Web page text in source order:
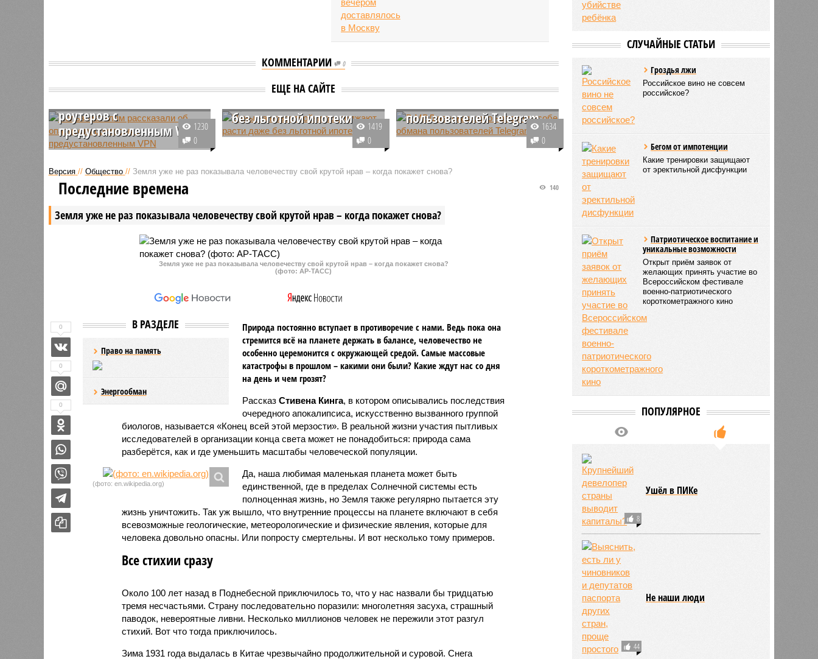
КОММЕНТАРИИ 0
ЕЩЕ НА САЙТЕ
Пользователям
роутеров с
предустановленным VPN
На популярных маркетплейсах
предустановленными VPN-
сервисами, которые работают
дополнительной настройки.
предупреждают, что такие
устройства могут создавать
1230
0
Цены на новостройки
без льготной ипотеки
В крупных городах РФ
прекращения действия массовой
последний месяц выросла на
1419
0
В МВД рассказали о
пользователей Telegram
Пользователям мессенджера
Telegram отправляют сообщения
содержаться вредоносные
борьбы с противоправным
коммуникационных технологий
1634
0
Версия // Общество // Земля уже не раз показывала человечеству свой крутой нрав – когда покажет снова?
Земля уже не раз показывала человечеству свой крутой нрав – когда покажет снова?
140
Последние времена
Земля уже не раз показывала человечеству свой крутой нрав – когда покажет снова?
(фото: АР-ТАСС)
В РАЗДЕЛЕ
Право на память
Энергообман
Природа постоянно вступает в противоречие с нами. Ведь пока она
стремится всё на планете держать в балансе, человечество не
особенно церемонится с окружающей средой. Самые массовые
катастрофы в прошлом – какими они были? Какие ждут нас со дня
на день и чем грозят?
Рассказ Стивена Кинга, в котором описывались последствия
очередного апокалипсиса, искусственно вызванного группой
биологов, называется «Конец всей этой мерзости». В реальной жизни участия пытливых
исследователей в организации конца света может не понадобиться: природа сама
разберётся, как и где уменьшить масштабы человеческой популяции.
(фото: en.wikipedia.org)
Да, наша любимая маленькая планета может быть
единственной, где в пределах Солнечной системы есть
полноценная жизнь, но Земля также регулярно пытается эту
жизнь уничтожить. Так уж вышло, что внутренние процессы на планете включают в себя
всевозможные геологические, метеорологические и физические явления, которые для
человека довольно опасны. Или попросту смертельны. И вот несколько тому примеров.
Все стихии сразу
Около 100 лет назад в Поднебесной приключилось то, что у нас назвали бы тридцатью
тремя несчастьями. Страну последовательно поразили: многолетняя засуха, страшный
паводок, невероятные ливни. Несколько миллионов человек не пережили этот разгул
стихий. Вот что тогда приключилось.
Зима 1931 года выдалась в Китае чрезвычайно продолжительной и суровой. Снега
0
0
0
СЛУЧАЙНЫЕ СТАТЬИ
Гроздья лжи
Российское вино не совсем
российское?
Бегом от импотенции
Какие тренировки защищают
от эректильной дисфункции
Патриотическое воспитание и
уникальные возможности
Открыт приём заявок от
желающих принять участие во
Всероссийском фестивале
военно-патриотического
короткометражного кино
ПОПУЛЯРНОЕ
8
Ушёл в ПИКе
44
Не наши люди